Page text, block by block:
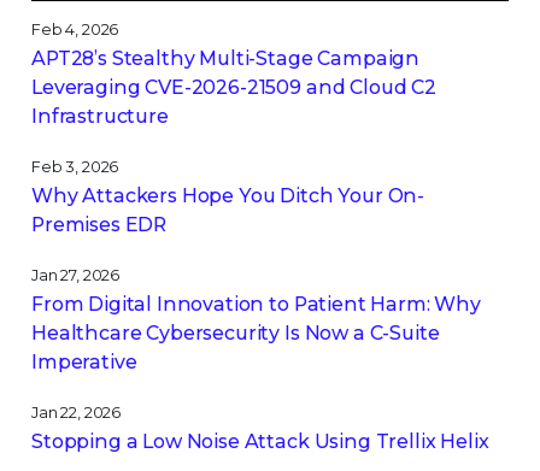
Feb 4, 2026
APT28’s Stealthy Multi-Stage Campaign
Leveraging CVE‑2026‑21509 and Cloud C2
Infrastructure
Feb 3, 2026
Why Attackers Hope You Ditch Your On-
Premises EDR
Jan 27, 2026
From Digital Innovation to Patient Harm: Why
Healthcare Cybersecurity Is Now a C-Suite
Imperative
Jan 22, 2026
Stopping a Low Noise Attack Using Trellix Helix